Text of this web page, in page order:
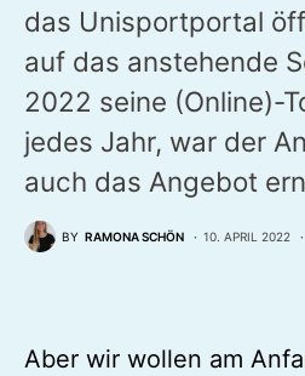
das Unisportportal
auf das anstehende
2022 seine (Online)-
jedes Jahr, war der
auch das Angebot
BY RAMONA SCHÖN 10. APRIL 2022
Aber wir wollen am